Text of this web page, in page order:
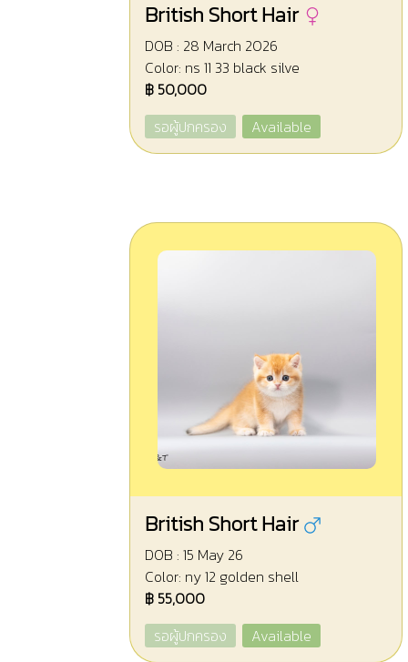
British Short Hair
DOB : 28 March 2026
Color: ns 11 33 black silve
฿ 50,000
รอผู้ปกครอง
Available
British Short Hair
DOB : 15 May 26
Color: ny 12 golden shell
฿ 55,000
รอผู้ปกครอง
Available